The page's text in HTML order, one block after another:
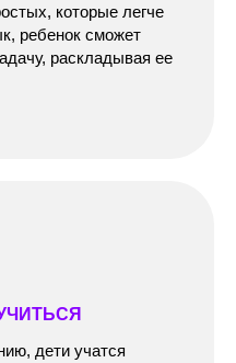
которые легче
ребенок сможет
раскладывая ее
дети учатся